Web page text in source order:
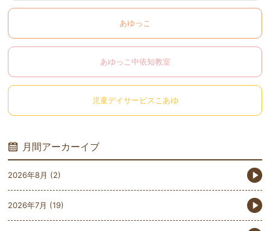
あゆっこ
あゆっこ中依知教室
児童デイサービスこあゆ
月間アーカーイブ
2026年8月 (2)
2026年7月 (19)